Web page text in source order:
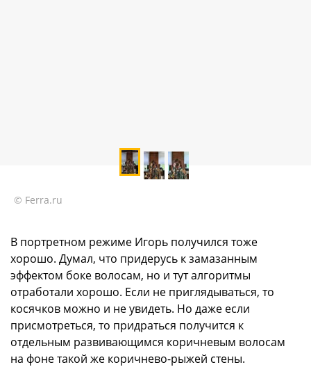
© Ferra.ru
В портретном режиме Игорь получился тоже
хорошо. Думал, что придерусь к замазанным
эффектом боке волосам, но и тут алгоритмы
отработали хорошо. Если не приглядываться, то
косячков можно и не увидеть. Но даже если
присмотреться, то придраться получится к
отдельным развивающимся коричневым волосам
на фоне такой же коричнево-рыжей стены.